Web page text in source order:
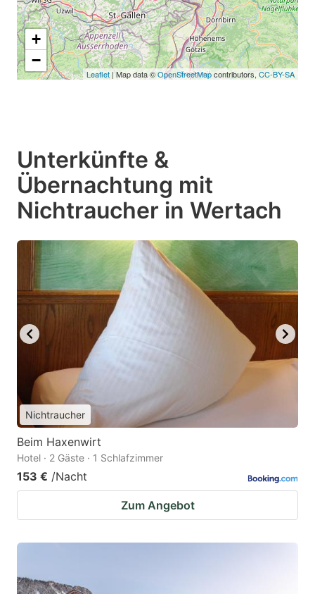
+
−
Leaflet | Map data ©OpenStreetMapcontributors, CC-BY-SA
Unterkünfte &
Übernachtung mit
Nichtraucher in Wertach
Nichtraucher
Beim Haxenwirt
Hotel · 2 Gäste · 1 Schlafzimmer
153 € /Nacht
Zum Angebot